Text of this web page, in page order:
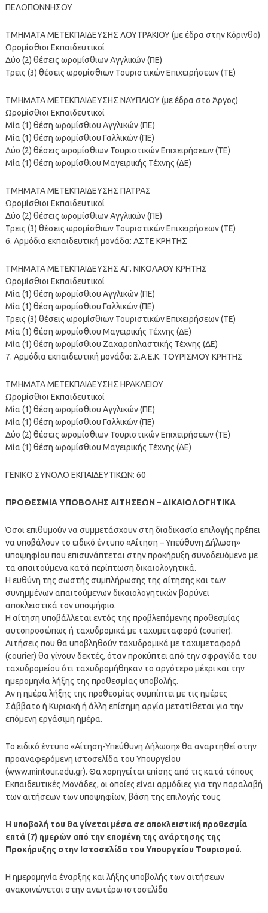
ΠΕΛΟΠΟΝΝΗΣΟΥ
ΤΜΗΜΑΤΑ ΜΕΤΕΚΠΑΙΔΕΥΣΗΣ ΛΟΥΤΡΑΚΙΟΥ (με έδρα στην Κόρινθο)
Ωρομίσθιοι Εκπαιδευτικοί
Δύο (2) θέσεις ωρομίσθιων Αγγλικών (ΠΕ)
Τρεις (3) θέσεις ωρομίσθιων Τουριστικών Επιχειρήσεων (ΤΕ)
ΤΜΗΜΑΤΑ ΜΕΤΕΚΠΑΙΔΕΥΣΗΣ ΝΑΥΠΛΙΟΥ (με έδρα στο Άργος)
Ωρομίσθιοι Εκπαιδευτικοί
Μία (1) θέση ωρομίσθιου Αγγλικών (ΠΕ)
Μία (1) θέση ωρομίσθιου Γαλλικών (ΠΕ)
Δύο (2) θέσεις ωρομίσθιων Τουριστικών Επιχειρήσεων (ΤΕ)
Μία (1) θέση ωρομίσθιου Μαγειρικής Τέχνης (ΔΕ)
ΤΜΗΜΑΤΑ ΜΕΤΕΚΠΑΙΔΕΥΣΗΣ ΠΑΤΡΑΣ
Ωρομίσθιοι Εκπαιδευτικοί
Δύο (2) θέσεις ωρομίσθιων Αγγλικών (ΠΕ)
Τρεις (3) θέσεις ωρομίσθιων Τουριστικών Επιχειρήσεων (ΤΕ)
6. Αρμόδια εκπαιδευτική μονάδα: ΑΣΤΕ ΚΡΗΤΗΣ
ΤΜΗΜΑΤΑ ΜΕΤΕΚΠΑΙΔΕΥΣΗΣ ΑΓ. ΝΙΚΟΛΑΟΥ ΚΡΗΤΗΣ
Ωρομίσθιοι Εκπαιδευτικοί
Μία (1) θέση ωρομίσθιου Αγγλικών (ΠΕ)
Μία (1) θέση ωρομίσθιου Γαλλικών (ΠΕ)
Τρεις (3) θέσεις ωρομίσθιων Τουριστικών Επιχειρήσεων (ΤΕ)
Μία (1) θέση ωρομίσθιου Μαγειρικής Τέχνης (ΔΕ)
Μία (1) θέση ωρομίσθιου Ζαχαροπλαστικής Τέχνης (ΔΕ)
7. Αρμόδια εκπαιδευτική μονάδα: Σ.Α.Ε.Κ. ΤΟΥΡΙΣΜΟΥ ΚΡΗΤΗΣ
ΤΜΗΜΑΤΑ ΜΕΤΕΚΠΑΙΔΕΥΣΗΣ ΗΡΑΚΛΕΙΟΥ
Ωρομίσθιοι Εκπαιδευτικοί
Μία (1) θέση ωρομίσθιου Αγγλικών (ΠΕ)
Μία (1) θέση ωρομίσθιου Γαλλικών (ΠΕ)
Δύο (2) θέσεις ωρομίσθιων Τουριστικών Επιχειρήσεων (ΤΕ)
Μία (1) θέση ωρομίσθιου Μαγειρικής Τέχνης (ΔΕ)
ΓΕΝΙΚΟ ΣΥΝΟΛΟ ΕΚΠΑΙΔΕΥΤΙΚΩΝ: 60
ΠΡΟΘΕΣΜΙΑ ΥΠΟΒΟΛΗΣ ΑΙΤΗΣΕΩΝ – ΔΙΚΑΙΟΛΟΓΗΤΙΚΑ
Όσοι επιθυμούν να συμμετάσχουν στη διαδικασία επιλογής πρέπει
να υποβάλουν το ειδικό έντυπο «Αίτηση – Υπεύθυνη Δήλωση»
υποψηφίου που επισυνάπτεται στην προκήρυξη συνοδευόμενο με
τα απαιτούμενα κατά περίπτωση δικαιολογητικά.
Η ευθύνη της σωστής συμπλήρωσης της αίτησης και των
συνημμένων απαιτούμενων δικαιολογητικών βαρύνει
αποκλειστικά τον υποψήφιο.
Η αίτηση υποβάλλεται εντός της προβλεπόμενης προθεσμίας
αυτοπροσώπως ή ταχυδρομικά με ταχυμεταφορά (courier).
Αιτήσεις που θα υποβληθούν ταχυδρομικά με ταχυμεταφορά
(courier) θα γίνουν δεκτές, όταν προκύπτει από την σφραγίδα του
ταχυδρομείου ότι ταχυδρομήθηκαν το αργότερο μέχρι και την
ημερομηνία λήξης της προθεσμίας υποβολής.
Αν η ημέρα λήξης της προθεσμίας συμπίπτει με τις ημέρες
Σάββατο ή Κυριακή ή άλλη επίσημη αργία μετατίθεται για την
επόμενη εργάσιμη ημέρα.
Το ειδικό έντυπο «Αίτηση-Υπεύθυνη Δήλωση» θα αναρτηθεί στην
προαναφερόμενη ιστοσελίδα του Υπουργείου
(www.mintour.edu.gr). Θα χορηγείται επίσης από τις κατά τόπους
Εκπαιδευτικές Μονάδες, οι οποίες είναι αρμόδιες για την παραλαβή
των αιτήσεων των υποψηφίων, βάση της επιλογής τους.
Η υποβολή του θα γίνεται μέσα σε αποκλειστική προθεσμία
επτά (7) ημερών από την επομένη της ανάρτησης της
Προκήρυξης στην Ιστοσελίδα του Υπουργείου Τουρισμού.
Η ημερομηνία έναρξης και λήξης υποβολής των αιτήσεων
ανακοινώνεται στην ανωτέρω ιστοσελίδα